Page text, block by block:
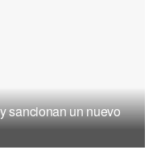
sancionan un nuevo